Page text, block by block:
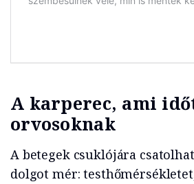
A karperec, ami
orvosoknak
A betegek csuklójára
dolgot mér: